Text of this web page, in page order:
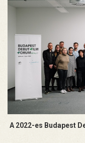
A 2022-es Budapest